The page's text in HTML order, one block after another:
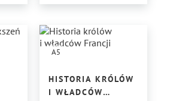
A5
HISTORIA KRÓLÓW
I WŁADCÓW